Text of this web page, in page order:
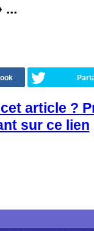
...
article ?
sur ce lien